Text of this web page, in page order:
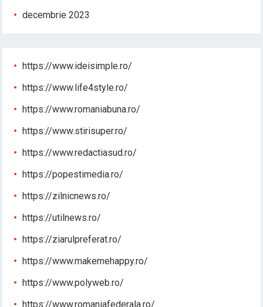
decembrie 2023
https://www.ideisimple.ro/
https://www.life4style.ro/
https://www.romaniabuna.ro/
https://www.stirisuper.ro/
https://www.redactiasud.ro/
https://popestimedia.ro/
https://zilnicnews.ro/
https://utilnews.ro/
https://ziarulpreferat.ro/
https://www.makemehappy.ro/
https://www.polyweb.ro/
https://www.romaniafederala.ro/